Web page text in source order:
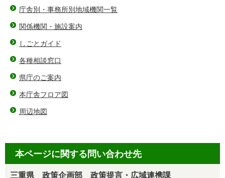
庁舎別・事務所別地域機関一覧
関係機関・施設案内
しごとガイド
各種相談窓口
県庁のご案内
本庁舎フロア図
周辺地図
本ページに関する問い合わせ先
三重県 政策企画部 政策提言・広域連携課